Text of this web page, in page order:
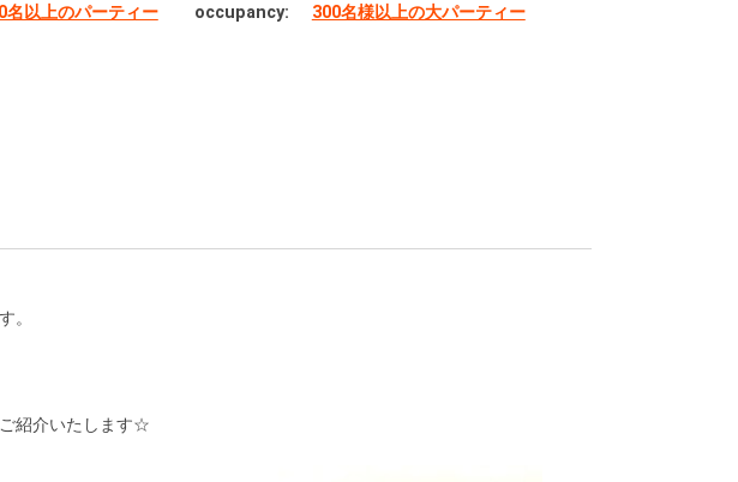
名以上のパーティー occupancy: 300名様以上の大パーティー
。
紹介いたします☆